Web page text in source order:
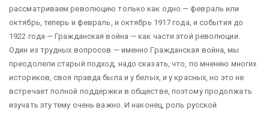
рассматриваем революцию только как одно — февраль или
октябрь, теперь и февраль, и октябрь 1917 года, и события до
1922 года — Гражданская война — как части этой революции.
Один из трудных вопросов — именно Гражданская война, мы
преодолели старый подход, надо сказать, что, по мнению многих
историков, своя правда была и у белых, и у красных, но это не
встречает полной поддержки в обществе, поэтому продолжать
изучать эту тему очень важно. И наконец, роль русской